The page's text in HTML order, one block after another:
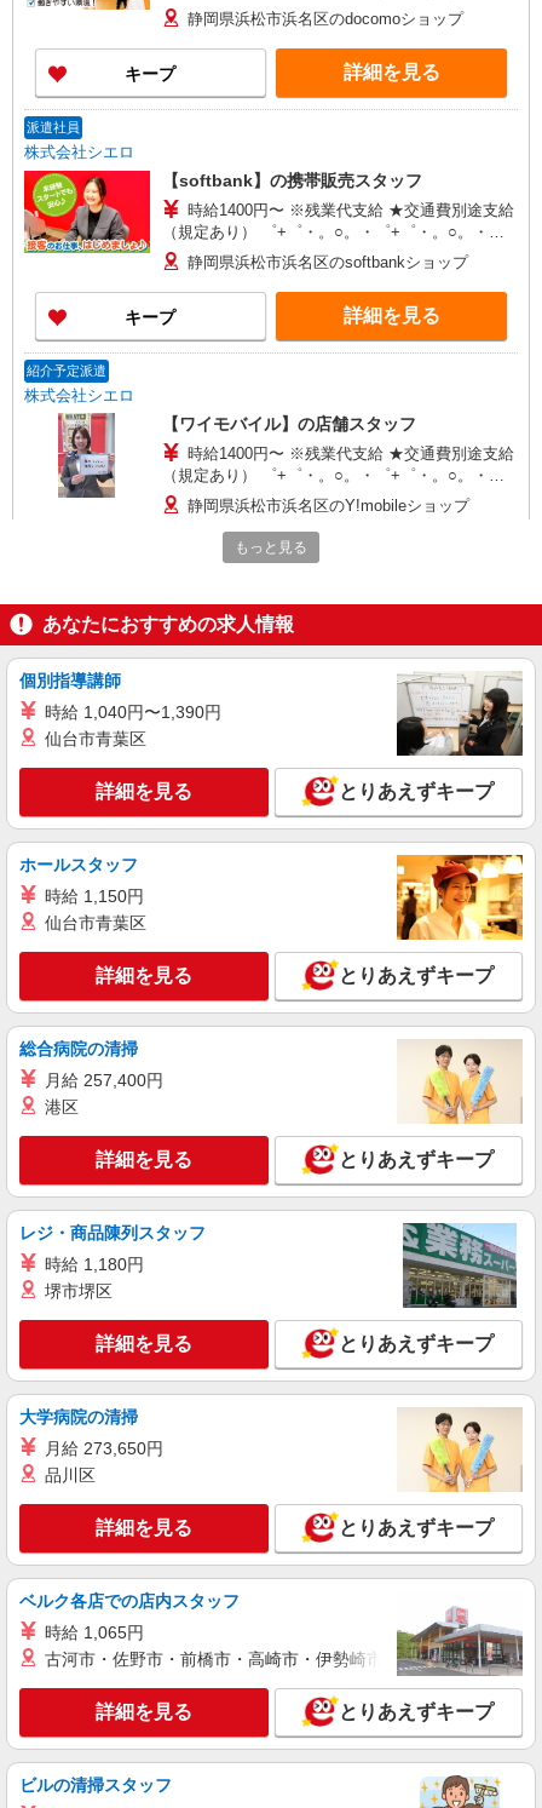
+゜・。○。・゜+゜・。○。・゜+゜ 入社祝い金10
万円支給(規定有) お友達を紹介頂くと, インセンテ
ィブ支給(規定有) ★月2回払い・週払い可能（規程
有）★ ゜・。○。・゜+゜・。○。・゜+゜
静岡県浜松市浜名区のdocomoショップ
キープ 詳細を見る
派遣社員
株式会社シエロ
【softbank】の携帯販売スタッフ
時給1400円〜 ※残業代支給 ★交通費別途支給
（規定あり） ゜+゜・。○。・゜+゜・。○。・゜
+゜ 入社祝い金10万円支給(規定有) お友達を紹介
頂くと, インセンティブ支給(規定有) ★月2回払
い・週払い可能（規程有）★ ゜・。○。・゜
+゜・。○。・゜+゜
静岡県浜松市浜名区のsoftbankショップ
キープ 詳細を見る
紹介予定派遣
株式会社シエロ
【ワイモバイル】の店舗スタッフ
時給1400円〜 ※残業代支給 ★交通費別途支給
（規定あり） ゜+゜・。○。・゜+゜・。○。・゜
+゜ 入社祝い金10万円支給(規定有) お友達を紹介
頂くと, インセンティブ支給(規定有) ★月2回払
い・週払い可能（規程有）★ ゜・。○。・゜
+゜・。○。・゜+゜
静岡県浜松市浜名区のY!mobileショップ
派遣社員
株式会社シエロ
時給1300円〜1400円（経験・能力による） ※
残業代支給 ★交通費別途支給（規定あり） ゜
+゜・。○。・゜+゜・。○。・゜+゜ 入社祝い金10
ィブ支給(規定有) ★月2回払い・週払い可能（規程
有）★ ゜・。○。・゜+゜・。○。・゜+゜
静岡県浜松市浜名区のdocomoショップ
キープ 詳細を見る
紹介予定派遣
株式会社シエロ
【楽天モバイル】人気機種に詳しくなれる携帯
時給1500円〜 ※残業代支給 ★交通費別途支給
（規定あり） ゜+゜・。○。・゜+゜・。○。・゜
+゜ 入社祝い金10万円支給(規定有) お友達を紹介
頂くと, インセンティブ支給(規定有) ★月2回払
い・週払い可能（規程有）★ ゜・。○。・゜
+゜・。○。・゜+゜
静岡県浜松市浜名区の携帯ショップ
キープ 詳細を見る
株式会社シエロ
【ワイモバイル】の店舗スタッフ
時給1400円〜 ※残業代支給 ★交通費別途支給
（規定あり） ゜+゜・。○。・゜+゜・。○。・゜
+゜ 入社祝い金10万円支給(規定有) お友達を紹介
頂くと, インセンティブ支給(規定有) ★月2回払
い・週払い可能（規程有）★ ゜・。○。・゜
+゜・。○。・゜+゜
静岡県浜松市浜名区のY!mobileショップ
詳細を見る
派遣社員
株式会社シエロ
【楽天モバイル】人気機種に詳しくなれる携帯
販売
時給1500円〜 ※残業代支給 ★交通費別途支給
+゜ 入社祝い金10万円支給(規定有) お友達を紹介
頂くと, インセンティブ支給(規定有) ★月2回払
い・週払い可能（規程有）★ ゜・。○。・゜
+゜・。○。・゜+゜
静岡県浜松市浜名区の携帯ショップ
キープ 詳細を見る
派遣社員
株式会社シエロ
【エーユー】の店舗スタッフ
時給1350円〜 ※残業代支給 ★交通費別途支給
（規定あり） ゜+゜・。○。・゜+゜・。○。・゜
+゜ 入社祝い金10万円支給(規定有) お友達を紹介
頂くと, インセンティブ支給(規定有) ★月2回払
い・週払い可能（規程有）★ ゜・。○。・゜
静岡県浜松市浜北区のauショップ
もっと見る
あなたにおすすめの求人情報
個別指導講師
時給 1,040円〜1,390円
仙台市青葉区
詳細を見る とりあえずキープ
ホールスタッフ
時給 1,150円
仙台市青葉区
詳細を見る とりあえずキープ
総合病院の清掃
月給 257,400円
港区
詳細を見る とりあえずキープ
レジ・商品陳列スタッフ
時給 1,180円
堺市堺区
詳細を見る とりあえずキープ
大学病院の清掃
月給 273,650円
品川区
詳細を見る とりあえずキープ
ベルク各店での店内スタッフ
時給 1,065円
古河市・佐野市・前橋市・高崎市・伊勢崎市・太田市・館林市
詳細を見る とりあえずキープ
ビルの清掃スタッフ